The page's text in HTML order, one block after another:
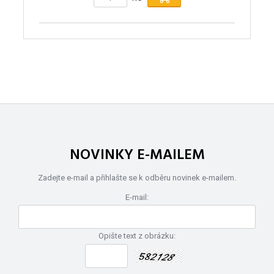
NOVINKY E-MAILEM
Zadejte e-mail a přihlašte se k odběru novinek e-mailem.
E-mail:
Opište text z obrázku: